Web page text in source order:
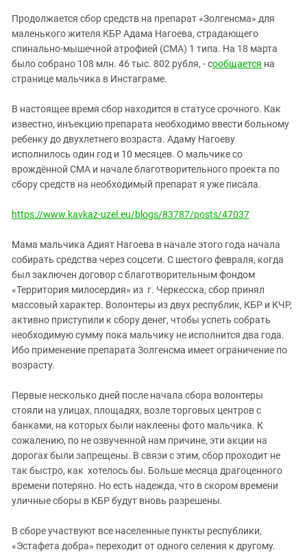
КАВКАЗ ЗА ПАЛЕСТИНУ
ИНАКОМЫСЛИЕ В ЧЕЧНЕ
ПРЕСЛЕДОВАНИЕ АКТИВИСТОВ
МОБИЛИЗАЦИЯ И ПРОТЕСТЫ
Ингушетия
Кабардино-Балкария
Калмыкия
Краснодарский край
Нагорный Карабах
Российская Федерация
Ростовская область
Ставропольский край
Чечня
Южная Осетия
Южный Кавказ
ЮФО
Продолжается сбор средств на препарат «Золгенсма» для
маленького жителя КБР Адама Нагоева, страдающего
спинально-мышечной атрофией (СМА) 1 типа. На 18 марта
было собрано 108 млн. 46 тыс. 802 рубля, - сообщается на
странице мальчика в Инстаграме.
В настоящее время сбор находится в статусе срочного. Как
известно, инъекцию препарата необходимо ввести больному
ребенку до двухлетнего возраста. Адаму Нагоеву
исполнилось один год и 10 месяцев. О мальчике со
врождённой СМА и начале благотворительного проекта по
сбору средств на необходимый препарат я уже писала.
https://www.kavkaz-uzel.eu/blogs/83787/posts/47037
Мама мальчика Адият Нагоева в начале этого года начала
собирать средства через соцсети. С шестого февраля, когда
был заключен договор с благотворительным фондом
«Территория милосердия» из г. Черкесска, сбор принял
массовый характер. Волонтеры из двух республик, КБР и КЧР,
активно приступили к сбору денег, чтобы успеть собрать
необходимую сумму пока мальчику не исполнится два года.
Ибо применение препарата Золгенсма имеет ограничение по
возрасту.
Первые несколько дней после начала сбора волонтеры
стояли на улицах, площадях, возле торговых центров с
банками, на которых были наклеены фото мальчика. К
сожалению, по не озвученной нам причине, эти акции на
дорогах были запрещены. В связи с этим, сбор проходит не
так быстро, как хотелось бы. Больше месяца драгоценного
времени потеряно. Но есть надежда, что в скором времени
уличные сборы в КБР будут вновь разрешены.
В сборе участвуют все населенные пункты республики,
«Эстафета добра» переходит от одного селения к другому.